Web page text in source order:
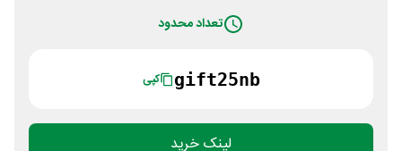
تعداد محدود
gift25nb کپی
لینک خرید